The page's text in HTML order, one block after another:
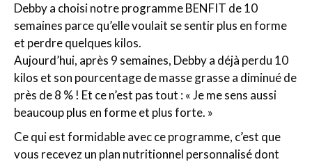
Debby a choisi notre programme BENFIT de 10
semaines parce qu’elle voulait se sentir plus en forme
et perdre quelques kilos.
Aujourd’hui, après 9 semaines, Debby a déjà perdu 10
kilos et son pourcentage de masse grasse a diminué de
près de 8 % ! Et ce n’est pas tout : « Je me sens aussi
beaucoup plus en forme et plus forte. »
Ce qui est formidable avec ce programme, c’est que
vous recevez un plan nutritionnel personnalisé dont